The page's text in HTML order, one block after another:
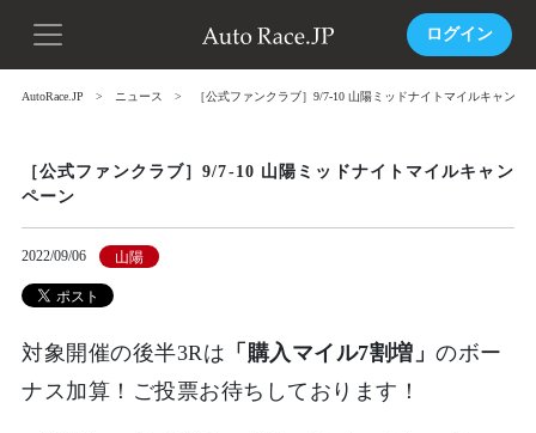
ログイン
AutoRace.JP ニュース ［公式ファンクラブ］9/7-10 山陽ミッドナイトマイルキャンペ
［公式ファンクラブ］9/7-10 山陽ミッドナイトマイルキャン
ペーン
2022/09/06 山陽
対象開催の後半3Rは 「購入マイル7割増」 のボー
ナス加算！ご投票お待ちしております！